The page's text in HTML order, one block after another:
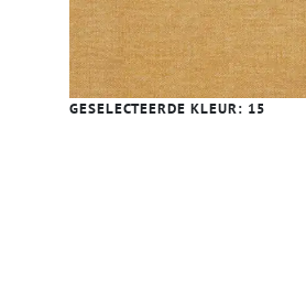
GESELECTEERDE KLEUR: 15